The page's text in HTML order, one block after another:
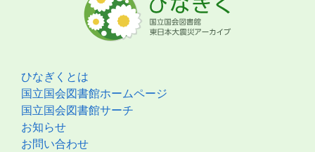
ひなぎくとは
国立国会図書館ホームページ
国立国会図書館サーチ
お知らせ
お問い合わせ